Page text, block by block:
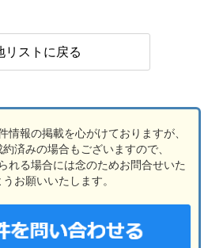
リストに戻る
情報の掲載を心がけておりますが、
済みの場合もございますので、
れる場合には念のためお問合せいた
お願いいたします。